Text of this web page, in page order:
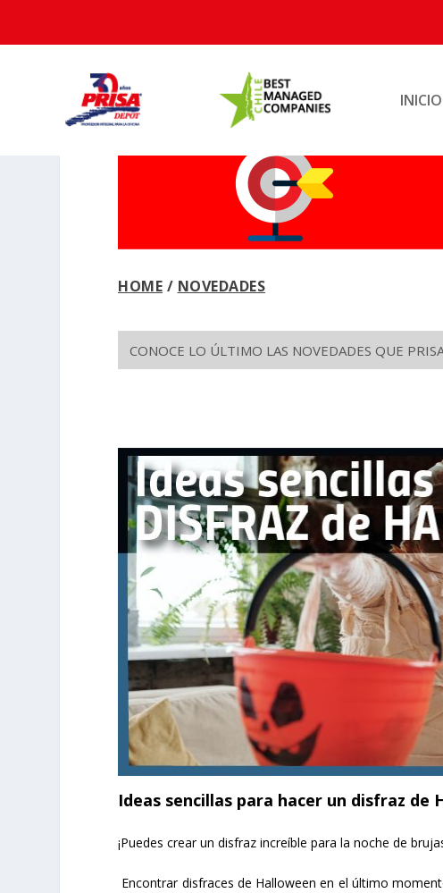
INICIO
HOME / NOVEDADES
CONOCE LO ÚLTIMO LAS NOVEDADES QUE
Ideas sencillas para hacer un disfraz de
¡Puedes crear un disfraz increíble para la noche de
Encontrar disfraces de Halloween en el último